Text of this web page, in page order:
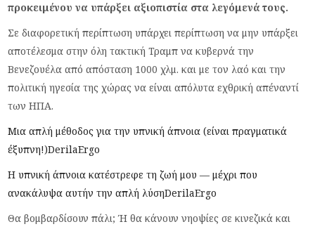
προκειμένου να υπάρξει αξιοπιστία στα λεγόμενά τους.
Σε διαφορετική περίπτωση υπάρχει περίπτωση να μην υπάρξει
αποτέλεσμα στην όλη τακτική Τραμπ να κυβερνά την
Βενεζουέλα από απόσταση 1000 χλμ. και με τον λαό και την
πολιτική ηγεσία της χώρας να είναι απόλυτα εχθρική απέναντί
των ΗΠΑ.
Μια απλή μέθοδος για την υπνική άπνοια (είναι πραγματικά
έξυπνη!)DerilaErgo
Η υπνική άπνοια κατέστρεφε τη ζωή μου — μέχρι που
ανακάλυψα αυτήν την απλή λύσηDerilaErgo
Θα βομβαρδίσουν πάλι; Ή θα κάνουν νηοψίες σε κινεζικά και